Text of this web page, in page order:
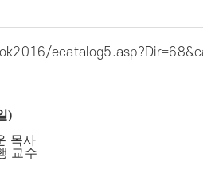
)
목사
교수